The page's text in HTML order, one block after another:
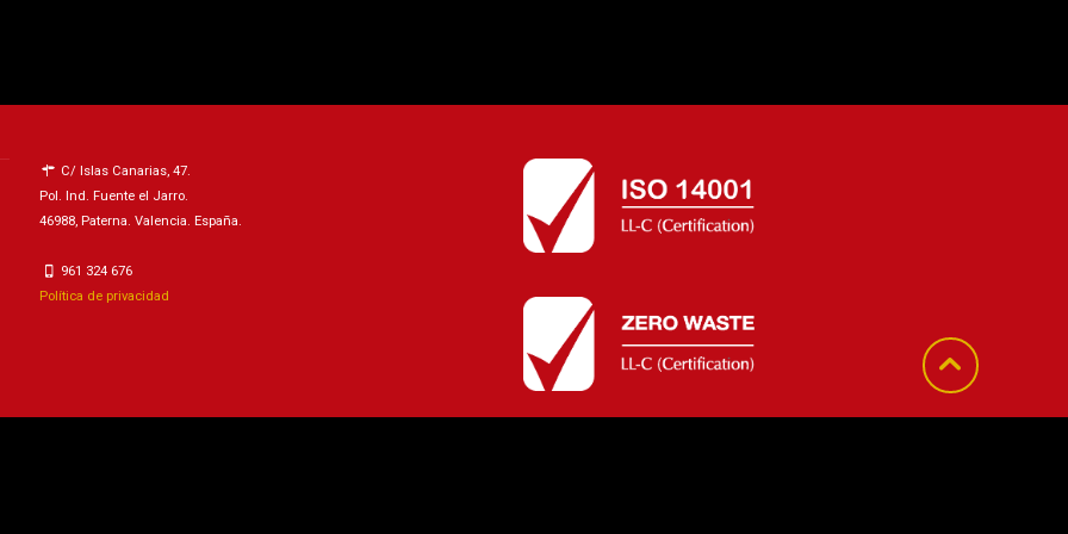
C/ Islas Canarias, 47.
Pol. Ind. Fuente el Jarro.
46988, Paterna. Valencia. España.
961 324 676
Política de privacidad